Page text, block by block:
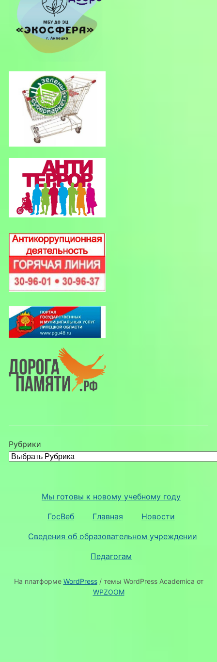
Рубрики
Мы готовы к новому учебному году
ГосВеб Главная Новости
Сведения об образовательном учреждении
Педагогам
На платформе WordPress/ темы WordPress Academica от
WPZOOM